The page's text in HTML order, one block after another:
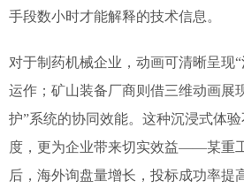
手段数小时才能解释的技术信息。
对于制药机械企业，动画可清晰呈现
运作；矿山装备厂商则借三维动画展
护”系统的协同效能。这种沉浸式体
度，更为企业带来切实效益——某重
后，海外询盘量增长，投标成功率提